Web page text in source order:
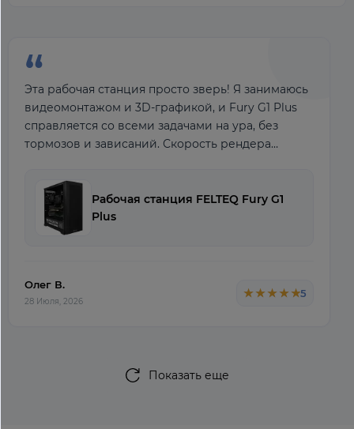
“
Эта рабочая станция просто зверь! Я занимаюсь
видеомонтажом и 3D-графикой, и Fury G1 Plus
справляется со всеми задачами на ура, без
тормозов и зависаний. Скорость рендера
Очень
Рабочая станция FELTEQ Fury G1
Plus
Олег В.
28 Июля, 2026
★★★★★
★★★★★5
Показать еще